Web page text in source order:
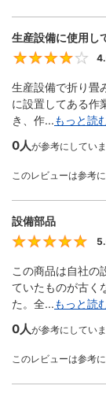
生産設備に使用し
生産設備で折り畳
に設置してある作
き、作...もっと読
0人が参考にしていま
このレビューは参考
設備部品
この商品は自社の
ていたものが古く
た。全...もっと読
0人が参考にしていま
このレビューは参考